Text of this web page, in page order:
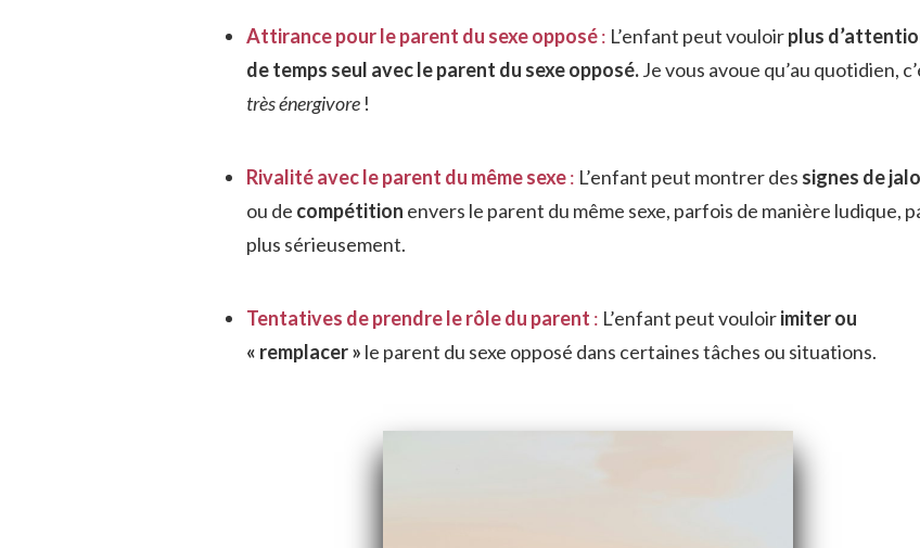
Attirance pour le parent du sexe opposé: L’enfant peut vouloirplus
de temps seul avec le parent du sexe opposé.Je vous avoue qu’au quotidien,
très énergivore !
Rivalité avec le parent du même sexe: L’enfant peut montrer des signes de
ou de compétition envers le parent du même sexe, parfois de manière ludique,
plus sérieusement.
Tentatives de prendre le rôle du parent : L’enfant peut vouloirimiter ou
« remplacer » le parent du sexe opposé dans certaines tâches ou situations.